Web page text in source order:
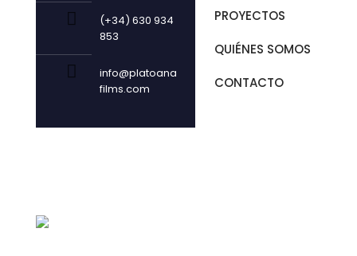
(+34) 630 934
853
info@platoana
films.com
PROYECTOS
QUIÉNES SOMOS
CONTACTO